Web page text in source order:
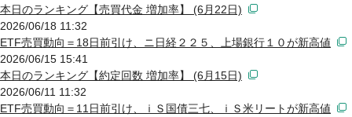
本日のランキング【売買代金 増加率】 (6月22日)
2026/06/18 11:32
ETF売買動向＝18日前引け、ニ日経２２５、上場銀行１０が新高値
2026/06/15 15:41
本日のランキング【約定回数 増加率】 (6月15日)
2026/06/11 11:32
ETF売買動向＝11日前引け、ｉＳ国債三七、ｉＳ米リートが新高値